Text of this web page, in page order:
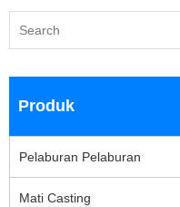
Produk
Pelaburan Pelaburan
Mati Casting